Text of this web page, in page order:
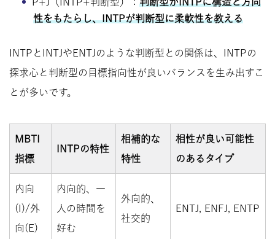
性をもたらし、INTPが判断型に柔軟性を教える
INTPとINTJやENTJのような判断型との関係は、INTPの
探求心と判断型の目標指向性が良いバランスを生み出すこ
とが多いです。
MBTI
指標
INTPの特性
相補的な
特性
相性が良い可能性
のあるタイプ
内向
(I)/外
向(E)
内向的、一
人の時間を
好む
外向的、
社交的
ENTJ, ENFJ, ENTP